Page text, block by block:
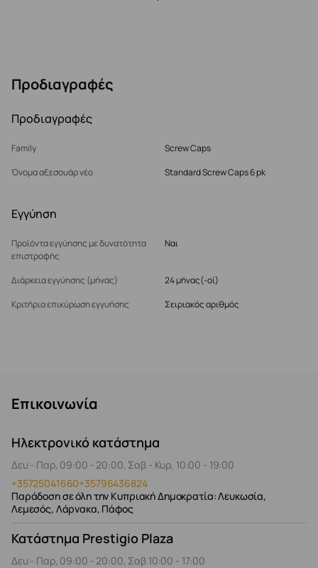
Προδιαγραφές
Προδιαγραφές
Family
Screw Caps
Όνομα αξεσουάρ νέο
Standard Screw Caps 6 pk
Εγγύηση
Προϊόντα εγγύησης με δυνατότητα
επιστροφής
Ναι
Διάρκεια εγγύησης (μήνας)
24 μήνας(-οί)
Κριτήρια επικύρωση εγγυήσης
Σειριακός αριθμός
Επικοινωνία
Ηλεκτρονικό κατάστημα
Δευ - Παρ, 09:00 - 20:00, Σαβ - Κυρ, 10:00 - 19:00
+35725041660+35796436824
Παράδοση σε όλη την Κυπριακή Δημοκρατία: Λευκωσία,
Λεμεσός, Λάρνακα, Πάφος
Κατάστημα Prestigio Plaza
Δευ - Παρ, 09:00 - 20:00, Σαβ 10:00 - 17:00